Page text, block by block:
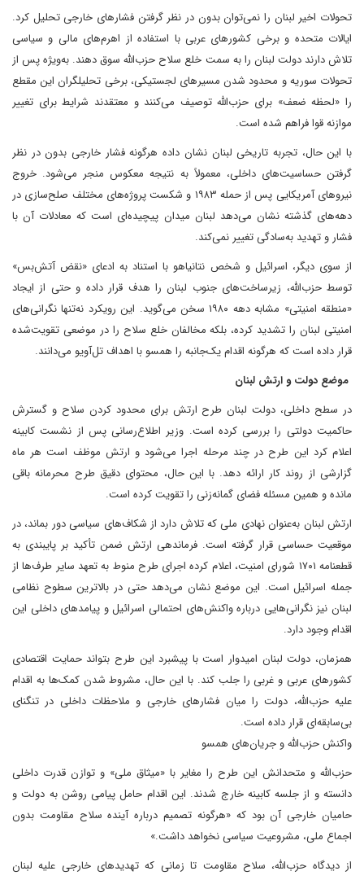
تحولات اخیر لبنان را نمی‌توان بدون در نظر گرفتن فشارهای خارجی تحلیل کرد.
ایالات متحده و برخی کشورهای عربی با استفاده از اهرم‌های مالی و سیاسی
تلاش دارند دولت لبنان را به سمت خلع سلاح حزب‌الله سوق دهند. به‌ویژه پس از
تحولات سوریه و محدود شدن مسیرهای لجستیکی، برخی تحلیلگران این مقطع
را «لحظه ضعف» برای حزب‌الله توصیف می‌کنند و معتقدند شرایط برای تغییر
موازنه قوا فراهم شده است.
با این حال، تجربه تاریخی لبنان نشان داده هرگونه فشار خارجی بدون در نظر
گرفتن حساسیت‌های داخلی، معمولاً به نتیجه معکوس منجر می‌شود. خروج
نیروهای آمریکایی پس از حمله ۱۹۸۳ و شکست پروژه‌های مختلف صلح‌سازی در
دهه‌های گذشته نشان می‌دهد لبنان میدان پیچیده‌ای است که معادلات آن با
فشار و تهدید به‌سادگی تغییر نمی‌کند.
از سوی دیگر، اسرائیل و شخص نتانیاهو با استناد به ادعای «نقض آتش‌بس»
توسط حزب‌الله، زیرساخت‌های جنوب لبنان را هدف قرار داده و حتی از ایجاد
«منطقه امنیتی» مشابه دهه ۱۹۸۰ سخن می‌گوید. این رویکرد نه‌تنها نگرانی‌های
امنیتی لبنان را تشدید کرده، بلکه مخالفان خلع سلاح را در موضعی تقویت‌شده
قرار داده است که هرگونه اقدام یک‌جانبه را همسو با اهداف تل‌آویو می‌دانند.
موضع دولت و ارتش لبنان
در سطح داخلی، دولت لبنان طرح ارتش برای محدود کردن سلاح و گسترش
حاکمیت دولتی را بررسی کرده است. وزیر اطلاع‌رسانی پس از نشست کابینه
اعلام کرد این طرح در چند مرحله اجرا می‌شود و ارتش موظف است هر ماه
گزارشی از روند کار ارائه دهد. با این حال، محتوای دقیق طرح محرمانه باقی
مانده و همین مسئله فضای گمانه‌زنی را تقویت کرده است.
ارتش لبنان به‌عنوان نهادی ملی که تلاش دارد از شکاف‌های سیاسی دور بماند، در
موقعیت حساسی قرار گرفته است. فرماندهی ارتش ضمن تأکید بر پایبندی به
قطعنامه ۱۷۰۱ شورای امنیت، اعلام کرده اجرای طرح منوط به تعهد سایر طرف‌ها از
جمله اسرائیل است. این موضع نشان می‌دهد حتی در بالاترین سطوح نظامی
لبنان نیز نگرانی‌هایی درباره واکنش‌های احتمالی اسرائیل و پیامدهای داخلی این
اقدام وجود دارد.
همزمان، دولت لبنان امیدوار است با پیشبرد این طرح بتواند حمایت اقتصادی
کشورهای عربی و غربی را جلب کند. با این حال، مشروط شدن کمک‌ها به اقدام
علیه حزب‌الله، دولت را میان فشارهای خارجی و ملاحظات داخلی در تنگنای
بی‌سابقه‌ای قرار داده است.
واکنش حزب‌الله و جریان‌های همسو
حزب‌الله و متحدانش این طرح را مغایر با «میثاق ملی» و توازن قدرت داخلی
دانسته و از جلسه کابینه خارج شدند. این اقدام حامل پیامی روشن به دولت و
حامیان خارجی آن بود که «هرگونه تصمیم درباره آینده سلاح مقاومت بدون
اجماع ملی، مشروعیت سیاسی نخواهد داشت.»
از دیدگاه حزب‌الله، سلاح مقاومت تا زمانی که تهدیدهای خارجی علیه لبنان